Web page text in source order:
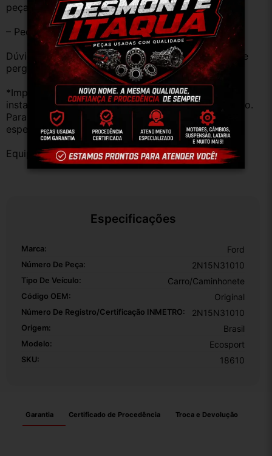
peças estão em BOM ESTADO e foram testadas.
– Peças são ORIGINAIS USADAS.
Dúvidas sobre uso ou aplicação, utilizar o campo de
perguntas;
*Importante: Não nos responsabilizamos por
instalações inadequadas ou uso indevido do produto.
Para evitar problemas, consulte um profissional
especializado.
Equipe DESMONTE ARUJÁ.
Especificações
Marca: Ford
Número De Peça: 2N15N31010
Tipo De Veículo: Carro/Caminhonete
Código OEM: Original
Número De Registro/certificação INMETRO: 2N15N31010
Origem: Brasil
Modelo: Ecosport
SKU: 18610
Garantia Certificado de Procedência Troca e Devolução